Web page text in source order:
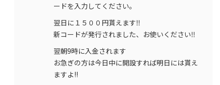
ードを入力してください。
翌日に１５００円貰えます‼️
新コードが発行されました、お使いください‼️
翌朝9時に入金されます
お急ぎの方は今日中に開設すれば明日には貰え
ますよ!!